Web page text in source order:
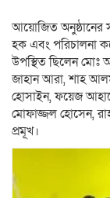
আয়োজিত অনুষ্ঠানের
হক এবং পরিচালনা
উপস্থিত ছিলেন
জাহান আরা, শাহ
হোসাইন, ফয়েজ
মোফাজ্জল হোসেন,
প্রমূখ।